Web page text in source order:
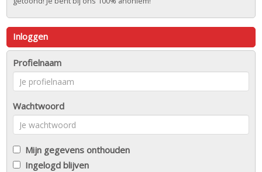
Inloggen
Profielnaam
Wachtwoord
Mijn gegevens onthouden
Ingelogd blijven